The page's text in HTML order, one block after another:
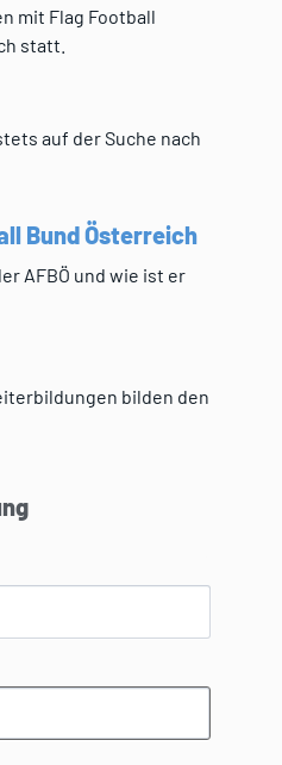
mit Flag Football
statt.
auf der Suche nach
Bund Österreich
AFBÖ und wie ist er
bilden den